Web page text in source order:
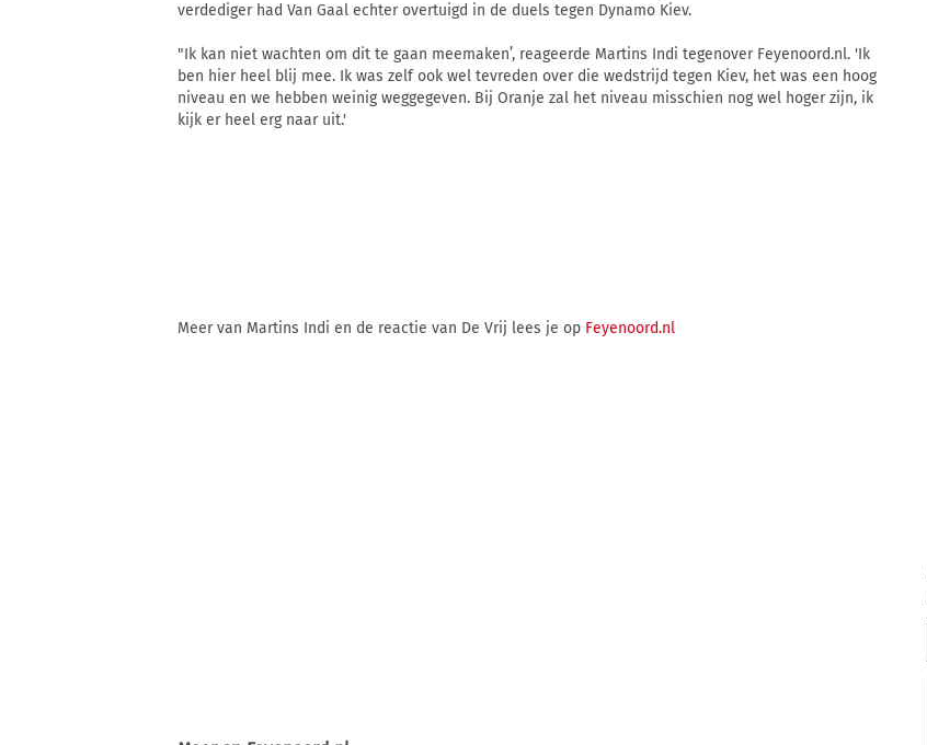
verdediger had Van Gaal echter overtuigd in de duels tegen Dynamo Kiev.
"Ik kan niet wachten om dit te gaan meemaken’, reageerde Martins Indi tegenover Feyenoord.nl. 'Ik
ben hier heel blij mee. Ik was zelf ook wel tevreden over die wedstrijd tegen Kiev, het was een hoog
niveau en we hebben weinig weggegeven. Bij Oranje zal het niveau misschien nog wel hoger zijn, ik
kijk er heel erg naar uit.'
Meer van Martins Indi en de reactie van De Vrij lees je op Feyenoord.nl